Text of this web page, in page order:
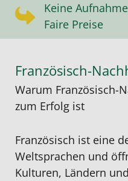
Keine
Faire Preise
Französisch-
Warum Französisch-
zum Erfolg ist
Französisch ist eine
Weltsprachen und
Kulturen, Ländern